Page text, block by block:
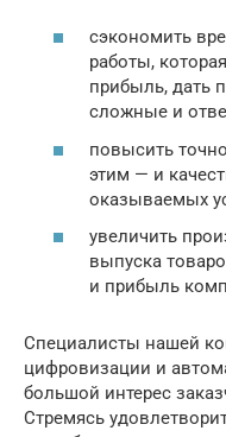
сэкономить
работы,
прибыль, дать
сложные и
повысить
этим — и
оказываемых
увеличить
выпуска
и прибыль
Специалисты нашей
цифровизации и
большой интерес
Стремясь